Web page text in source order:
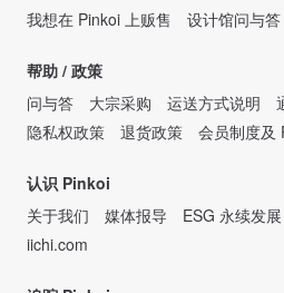
我想在 Pinkoi 上贩售
设计馆问与答
帮助 / 政策
问与答
大宗采购 运送方式说明
隐私权政策
退货政策 会员制度及
认识 Pinkoi
关于我们
媒体报导 ESG 永续发展
iichi.com